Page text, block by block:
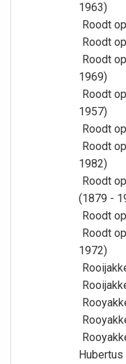
1963)
Roodt
Roodt
Roodt
1969)
Roodt
1957)
Roodt
Roodt
1982)
Roodt
(1879 -
Roodt
Roodt
1972)